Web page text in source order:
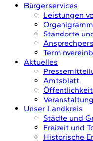
Bürgerservices
Leistungen
Organigramm
Standorte
Aktuelles
Amtsblatt
Unser Landkreis
Städte und
Freizeit und
Historische